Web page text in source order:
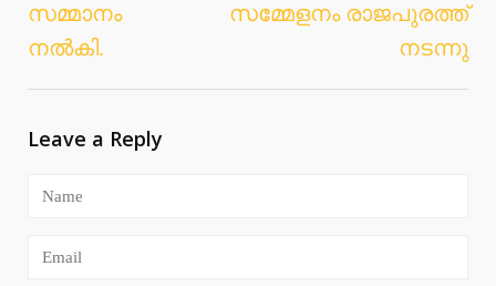
സമ്മാനം
നല്‍കി.
സമ്മേളനം രാജപുരത്ത്
നടന്നു
Leave a Reply